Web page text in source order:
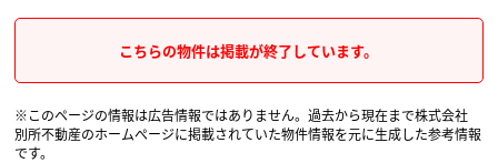
こちらの物件は掲載が終了しています。
※このページの情報は広告情報ではありません。過去から現在まで株式会社
別所不動産のホームぺージに掲載されていた物件情報を元に生成した参考情報
です。